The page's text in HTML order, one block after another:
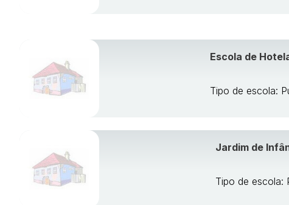
Escola de
Tipo de escola:
Jardim de
Tipo de escola: